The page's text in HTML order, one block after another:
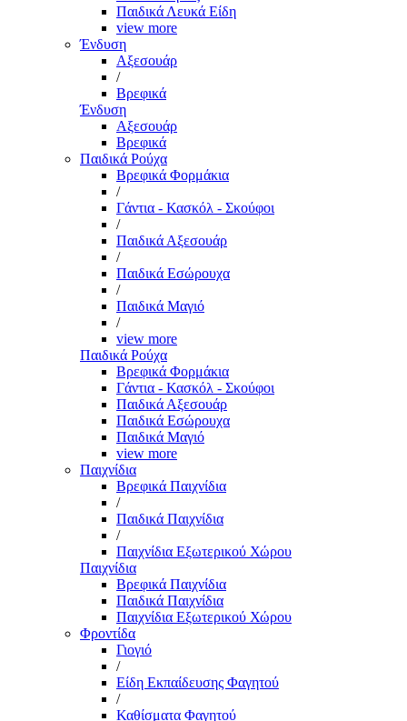
Παιδικά Λευκά Είδη
view more
Ένδυση
Αξεσουάρ
/
Βρεφικά
Ένδυση
Αξεσουάρ
Βρεφικά
Παιδικά Ρούχα
Βρεφικά Φορμάκια
/
Γάντια - Κασκόλ - Σκούφοι
/
Παιδικά Αξεσουάρ
/
Παιδικά Εσώρουχα
/
Παιδικά Μαγιό
/
view more
Παιδικά Ρούχα
Βρεφικά Φορμάκια
Γάντια - Κασκόλ - Σκούφοι
Παιδικά Αξεσουάρ
Παιδικά Εσώρουχα
Παιδικά Μαγιό
view more
Παιχνίδια
Βρεφικά Παιχνίδια
/
Παιδικά Παιχνίδια
/
Παιχνίδια Εξωτερικού Χώρου
Παιχνίδια
Βρεφικά Παιχνίδια
Παιδικά Παιχνίδια
Παιχνίδια Εξωτερικού Χώρου
Φροντίδα
Γιογιό
/
Είδη Εκπαίδευσης Φαγητού
/
Καθίσματα Φαγητού